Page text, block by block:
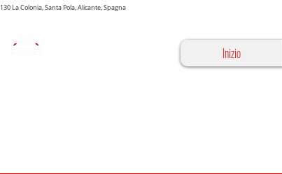
La Colonia, Santa Pola, Alicante, Spagna
Inizio